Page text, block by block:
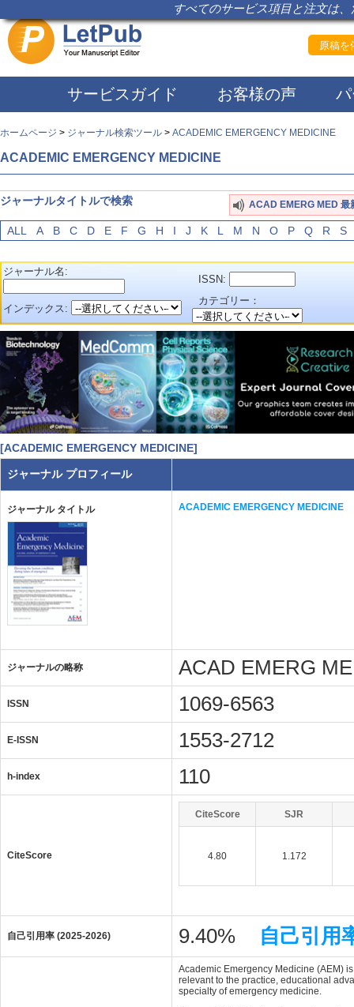
すべてのサービス項目と注文は
原稿を
サービスガイド お客様の声
ホームページ > ジャーナル検索ツール > ACADEMIC EMERGENCY MEDICINE
ACADEMIC EMERGENCY MEDICINE
ジャーナルタイトルで検索 ACAD EMERG MED
ALL A B C D E F G H I J K L M N O P Q R S
ジャーナル名:
ISSN:
インデックス:
カテゴリー：
[ACADEMIC EMERGENCY MEDICINE]
ジャーナル プロフィール
ジャーナル タイトル ACADEMIC EMERGENCY MEDICINE
ジャーナルの略称 ACAD EMERG
ISSN 1069-6563
E-ISSN 1553-2712
h-index 110
CiteScore
CiteScore SJR
4.80 1.172
自己引用率 (2025-2026) 9.40% 自己引用
Academic Emergency Medicine (AEM)
relevant to the practice, educational
specialty of emergency medicine.